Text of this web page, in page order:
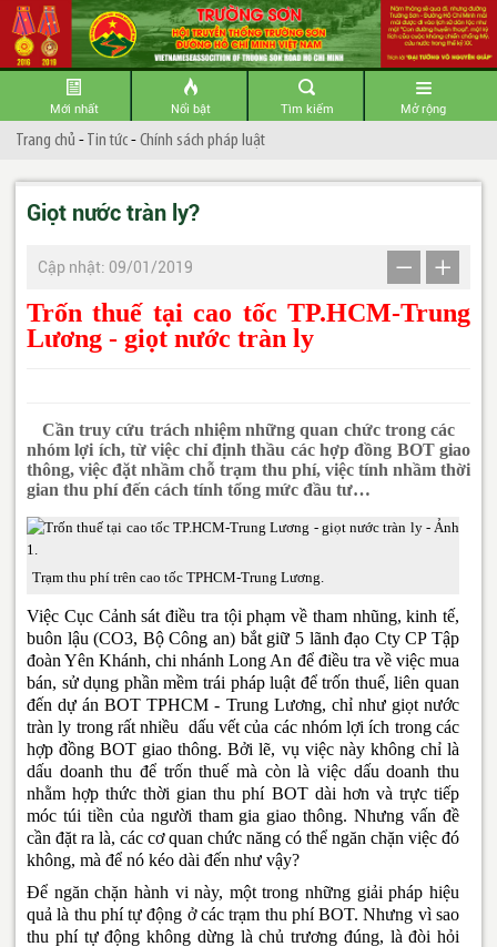
Mới nhất Nổi bật Tìm kiếm Mở rộng
Trang chủ -Tin tức-Chính sách pháp luật
Giọt nước tràn ly?
Cập nhật: 09/01/2019
Trốn thuế tại cao tốc TP.HCM-Trung
Lương - giọt nước tràn ly
Cần truy cứu trách nhiệm những quan chức trong các
nhóm lợi ích, từ việc chỉ định thầu các hợp đồng BOT giao
thông, việc đặt nhầm chỗ trạm thu phí, việc tính nhầm thời
gian thu phí đến cách tính tổng mức đầu tư…
Trạm thu phí trên cao tốc TPHCM-Trung Lương.
Việc Cục Cảnh sát điều tra tội phạm về tham nhũng, kinh tế,
buôn lậu (CO3, Bộ Công an) bắt giữ 5 lãnh đạo Cty CP Tập
đoàn Yên Khánh, chi nhánh Long An để điều tra về việc mua
bán, sử dụng phần mềm trái pháp luật để trốn thuế, liên quan
đến dự án BOT TPHCM - Trung Lương, chỉ như giọt nước
tràn ly trong rất nhiều dấu vết của các nhóm lợi ích trong các
hợp đồng BOT giao thông. Bởi lẽ, vụ việc này không chỉ là
dấu doanh thu để trốn thuế mà còn là việc dấu doanh thu
nhằm hợp thức thời gian thu phí BOT dài hơn và trực tiếp
móc túi tiền của người tham gia giao thông. Nhưng vấn đề
cần đặt ra là, các cơ quan chức năng có thể ngăn chặn việc đó
không, mà để nó kéo dài đến như vậy?
Để ngăn chặn hành vi này, một trong những giải pháp hiệu
quả là thu phí tự động ở các trạm thu phí BOT. Nhưng vì sao
thu phí tự động không dừng là chủ trương đúng, là đòi hỏi